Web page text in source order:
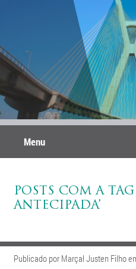
Menu
POSTS COM A
ANTECIPADA’
Publicado por Marçal Justen Filho